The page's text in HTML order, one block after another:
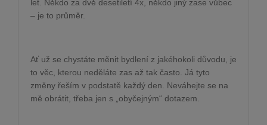
let. Někdo za dvě desetiletí 4x, někdo jiný zase vůbec
– je to průměr.
Ať už se chystáte měnit bydlení z jakéhokoli důvodu, je
to věc, kterou neděláte zas až tak často. Já tyto
změny řeším v podstatě každý den. Neváhejte se na
mě obrátit, třeba jen s „obyčejným“ dotazem.